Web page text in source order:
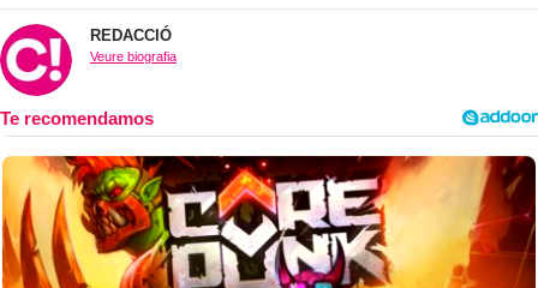
REDACCIÓ
Veure biografia